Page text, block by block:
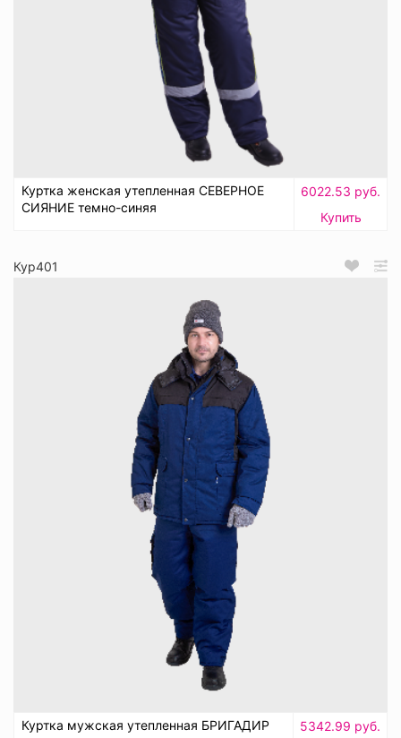
Куртка женская утепленная СЕВЕРНОЕ
СИЯНИЕ темно-синяя
6022.53 руб.
Купить
Кур401
Куртка мужская утепленная БРИГАДИР
5342.99 руб.